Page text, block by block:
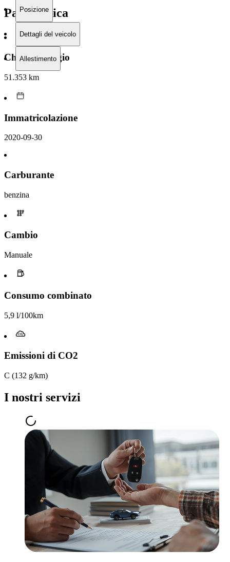
Posizione
Dettagli del veicolo
Allestimento
Panoramica
Chilometraggio
51.353 km
Immatricolazione
2020-09-30
Carburante
benzina
Cambio
Manuale
Consumo combinato
5,9 l/100km
Emissioni di CO2
C (132 g/km)
I nostri servizi